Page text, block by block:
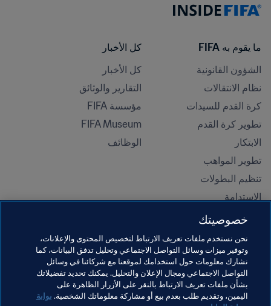
ما يقوم به FIFA
الشؤون القانونية
نظام الانتقالات
كرة القدم للسيدات
تطوير كرة القدم
الابتكار
تطوير المواهب
تنظيم البطولات
الاستدامة
حقوق الإنسان ومناهضة التمييز
المبادرات التعليمية
كل الأخبار
كل الأخبار
التقارير والوثائق
مؤسسة FIFA
FIFA Museum
الوظائف
خصوصيتك
نحن نستخدم ملفات تعريف الارتباط لتخصيص المحتوى والإعلانات،
وتوفير ميزات وسائل التواصل الاجتماعي وتحليل تدفق البيانات، كما
نشارك معلومات حول استخدامك لموقعنا مع شركائنا في وسائل
التواصل الاجتماعي ومجال الإعلان والتحليل. يمكنك تحديد تفضيلاتك
بشأن ملفات تعريف الارتباط بالنقر على الأزرار الظاهرة على
اليمين، وتقديم طلب بعدم بيع أو مشاركة معلوماتك الشخصية. بوابة